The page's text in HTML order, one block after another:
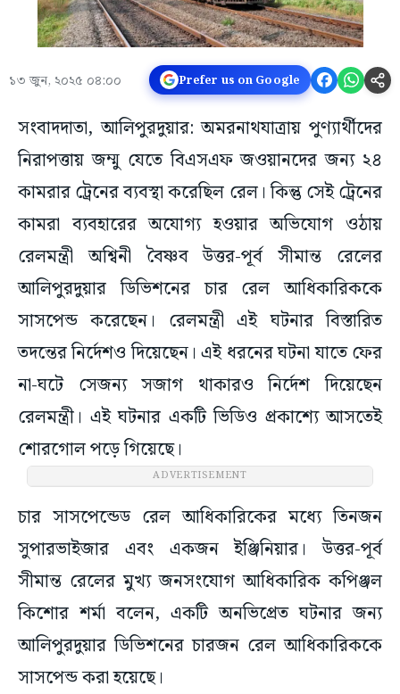
১৩ জুন, ২০২৫ ০৪:০০ Prefer us on Google
সংবাদদাতা, আলিপুরদুয়ার: অমরনাথযাত্রায় পুণ্যার্থীদের
নিরাপত্তায় জম্মু যেতে বিএসএফ জওয়ানদের জন্য ২৪
কামরার ট্রেনের ব্যবস্থা করেছিল রেল। কিন্তু সেই ট্রেনের
কামরা ব্যবহারের অযোগ্য হওয়ার অভিযোগ ওঠায়
রেলমন্ত্রী অশ্বিনী বৈষ্ণব উত্তর-পূর্ব সীমান্ত রেলের
আলিপুরদুয়ার ডিভিশনের চার রেল আধিকারিককে
সাসপেন্ড করেছেন। রেলমন্ত্রী এই ঘটনার বিস্তারিত
তদন্তের নির্দেশও দিয়েছেন। এই ধরনের ঘটনা যাতে ফের
না-ঘটে সেজন্য সজাগ থাকারও নির্দেশ দিয়েছেন
রেলমন্ত্রী। এই ঘটনার একটি ভিডিও প্রকাশ্যে আসতেই
শোরগোল পড়ে গিয়েছে।
ADVERTISEMENT
চার সাসপেন্ডেড রেল আধিকারিকের মধ্যে তিনজন
সুপারভাইজার এবং একজন ইঞ্জিনিয়ার। উত্তর-পূর্ব
সীমান্ত রেলের মুখ্য জনসংযোগ আধিকারিক কপিঞ্জল
কিশোর শর্মা বলেন, একটি অনভিপ্রেত ঘটনার জন্য
আলিপুরদুয়ার ডিভিশনের চারজন রেল আধিকারিককে
সাসপেন্ড করা হয়েছে।